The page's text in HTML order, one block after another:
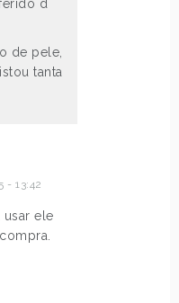
d
de pele,
tanta
- 13:42
ele